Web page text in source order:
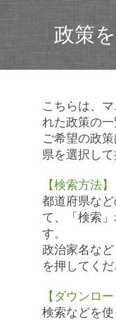
政策
こちらは、
れた政策の一
ご希望の政
県を選択して
【検索方法】
都道府県な
て、「検索
す。
政治家名な
を押してくだ
【ダウンロー
検索などを